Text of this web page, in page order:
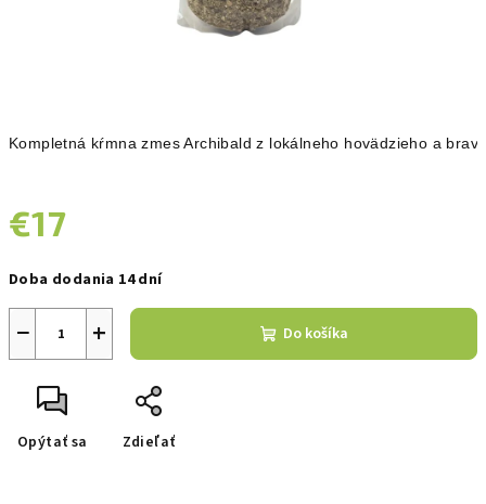
Kompletná kŕmna zmes Archibald z lokálneho hovädzieho a
€17
cena:
Doba dodania 14 dní
+
− Do košíka
Opýtať sa Zdieľať